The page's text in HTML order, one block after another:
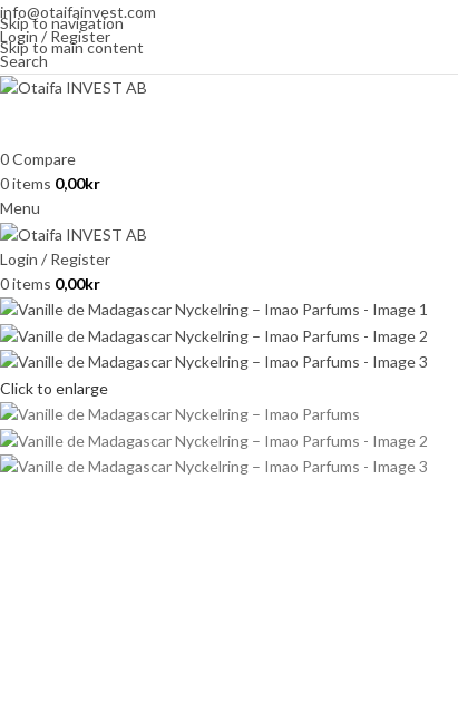
Skip to navigation
Skip to main content
info@otaifainvest.com
Login / Register
Search
0Compare
0items 0,00kr
Menu
Login / Register
0items 0,00kr
Click to enlarge